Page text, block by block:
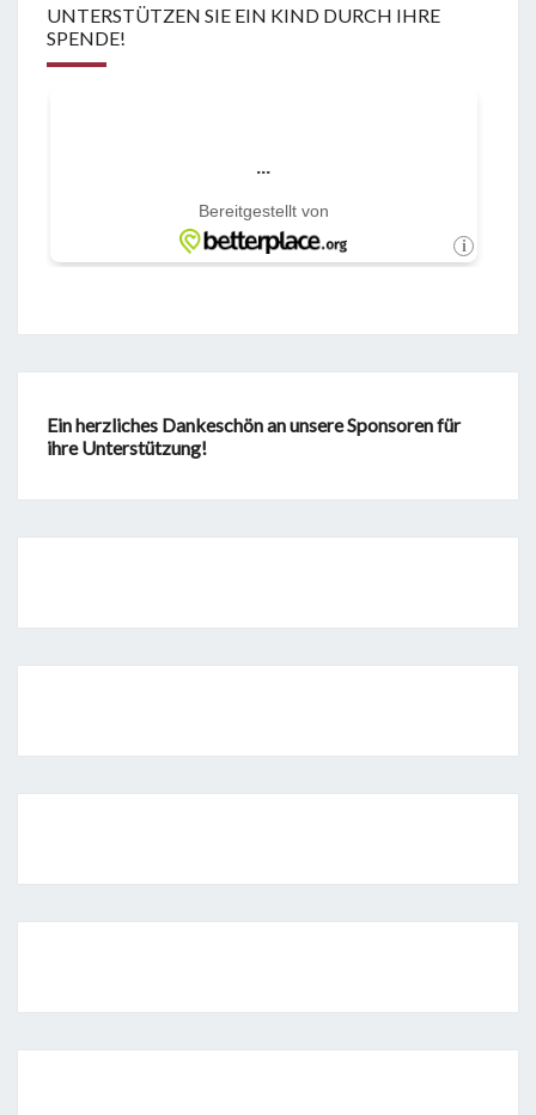
UNTERSTÜTZEN SIE EIN KIND DURCH IHRE
SPENDE!
Ein herzliches Dankeschön an unsere Sponsoren für
ihre Unterstützung!